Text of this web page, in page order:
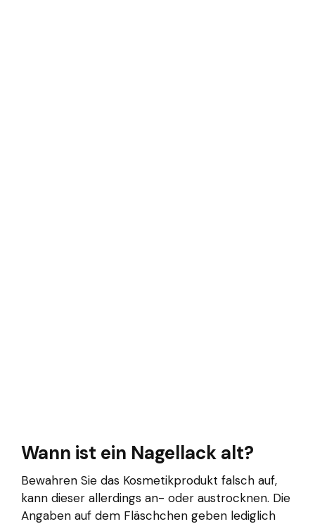
Wann ist ein Nagellack alt?
Bewahren Sie das Kosmetikprodukt falsch auf,
kann dieser allerdings an- oder austrocknen. Die
Angaben auf dem Fläschchen geben lediglich